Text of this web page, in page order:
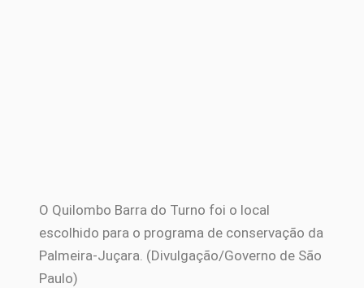
O Quilombo Barra do Turno foi o local
escolhido para o programa de conservação da
Palmeira-Juçara. (Divulgação/Governo de São
Paulo)